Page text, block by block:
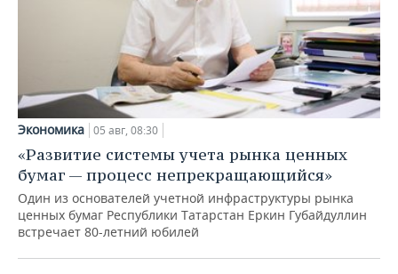
Экономика 05 авг, 08:30
«Развитие системы учета рынка ценных
бумаг — процесс непрекращающийся»
Один из основателей учетной инфраструктуры рынка
ценных бумаг Республики Татарстан Еркин Губайдуллин
встречает 80-летний юбилей